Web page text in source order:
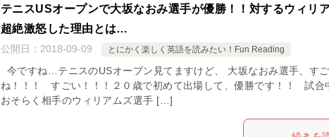
テニスUSオープンで大坂なおみ選手が優勝！！対するウィリ
超絶激怒した理由とは…
公開日： 2018-09-09 とにかく楽しく英語を読みたい！Fun Reading
今ですね…テニスのUSオープン見てますけど、 大坂なおみ選手、す
ね！！！ すごい！！！２０歳で初めて出場して、優勝です！！ 試合
おそらく相手のウィリアムズ選手 […]